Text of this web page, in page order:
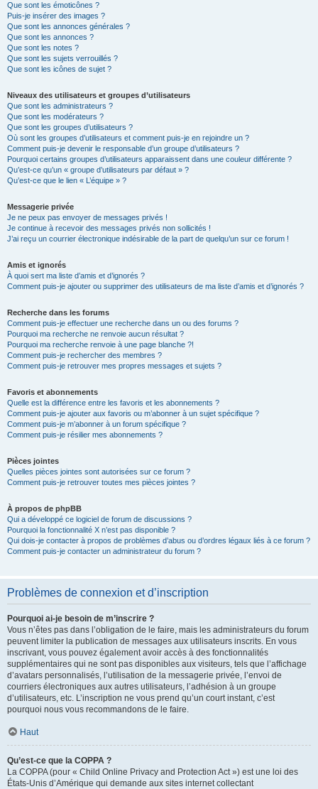
Que sont les émoticônes ?
Puis-je insérer des images ?
Que sont les annonces générales ?
Que sont les annonces ?
Que sont les notes ?
Que sont les sujets verrouillés ?
Que sont les icônes de sujet ?
Niveaux des utilisateurs et groupes d’utilisateurs
Que sont les administrateurs ?
Que sont les modérateurs ?
Que sont les groupes d’utilisateurs ?
Où sont les groupes d’utilisateurs et comment puis-je en rejoindre un ?
Comment puis-je devenir le responsable d’un groupe d’utilisateurs ?
Pourquoi certains groupes d’utilisateurs apparaissent dans une couleur différente ?
Qu’est-ce qu’un « groupe d’utilisateurs par défaut » ?
Qu’est-ce que le lien « L’équipe » ?
Messagerie privée
Je ne peux pas envoyer de messages privés !
Je continue à recevoir des messages privés non sollicités !
J’ai reçu un courrier électronique indésirable de la part de quelqu’un sur ce forum !
Amis et ignorés
À quoi sert ma liste d’amis et d’ignorés ?
Comment puis-je ajouter ou supprimer des utilisateurs de ma liste d’amis et d’ignorés ?
Recherche dans les forums
Comment puis-je effectuer une recherche dans un ou des forums ?
Pourquoi ma recherche ne renvoie aucun résultat ?
Pourquoi ma recherche renvoie à une page blanche ?!
Comment puis-je rechercher des membres ?
Comment puis-je retrouver mes propres messages et sujets ?
Favoris et abonnements
Quelle est la différence entre les favoris et les abonnements ?
Comment puis-je ajouter aux favoris ou m’abonner à un sujet spécifique ?
Comment puis-je m’abonner à un forum spécifique ?
Comment puis-je résilier mes abonnements ?
Pièces jointes
Quelles pièces jointes sont autorisées sur ce forum ?
Comment puis-je retrouver toutes mes pièces jointes ?
À propos de phpBB
Qui a développé ce logiciel de forum de discussions ?
Pourquoi la fonctionnalité X n’est pas disponible ?
Qui dois-je contacter à propos de problèmes d’abus ou d’ordres légaux liés à ce forum ?
Comment puis-je contacter un administrateur du forum ?
Problèmes de connexion et d’inscription
Pourquoi ai-je besoin de m’inscrire ?
Vous n’êtes pas dans l’obligation de le faire, mais les administrateurs du forum
peuvent limiter la publication de messages aux utilisateurs inscrits. En vous
inscrivant, vous pouvez également avoir accès à des fonctionnalités
supplémentaires qui ne sont pas disponibles aux visiteurs, tels que l’affichage
d’avatars personnalisés, l’utilisation de la messagerie privée, l’envoi de
courriers électroniques aux autres utilisateurs, l’adhésion à un groupe
d’utilisateurs, etc. L’inscription ne vous prend qu’un court instant, c’est
pourquoi nous vous recommandons de le faire.
Haut
Qu’est-ce que la COPPA ?
La COPPA (pour « Child Online Privacy and Protection Act ») est une loi des
États-Unis d’Amérique qui demande aux sites internet collectant